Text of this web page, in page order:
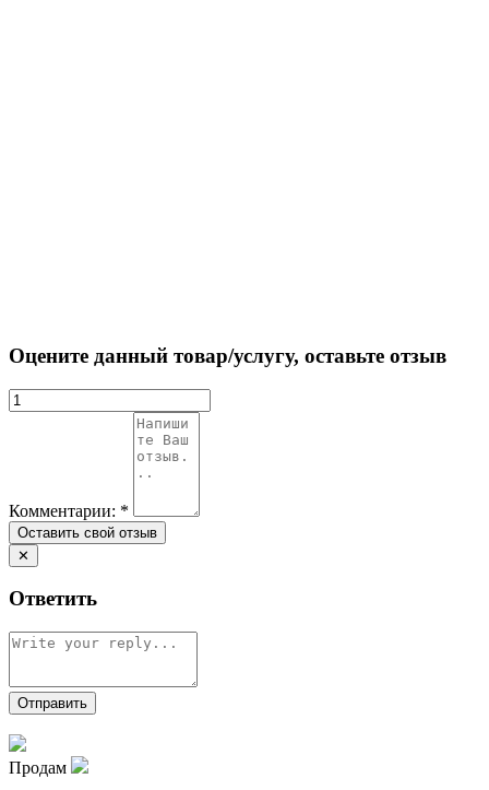
Оцените данный товар/услугу, оставьте отзыв
Комментарии: *
✕
Ответить
Продам